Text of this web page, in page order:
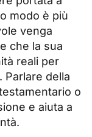
modo è più
venga
che la sua
reali per
Parlare della
o
e aiuta a